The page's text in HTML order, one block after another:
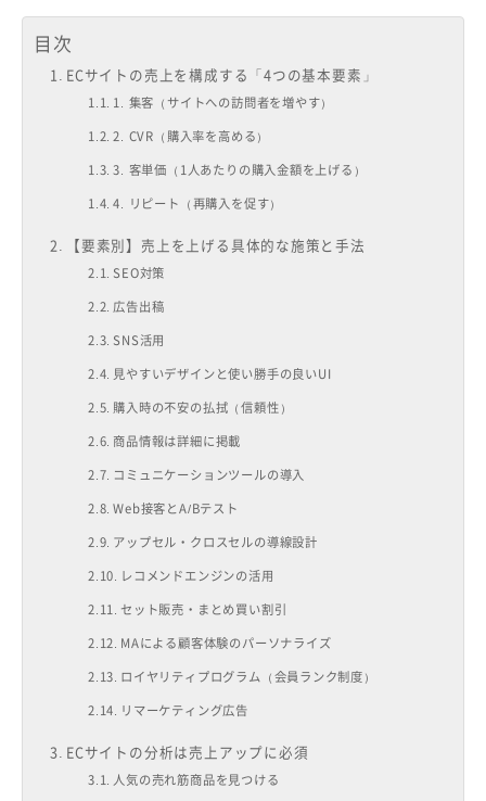
目次
ECサイトの売上を構成する「4つの基本要素」
1. 集客（サイトへの訪問者を増やす）
2. CVR（購入率を高める）
3. 客単価（1人あたりの購入金額を上げる）
4. リピート（再購入を促す）
【要素別】売上を上げる具体的な施策と手法
SEO対策
広告出稿
SNS活用
見やすいデザインと使い勝手の良いUI
購入時の不安の払拭（信頼性）
商品情報は詳細に掲載
コミュニケーションツールの導入
Web接客とA/Bテスト
アップセル・クロスセルの導線設計
レコメンドエンジンの活用
セット販売・まとめ買い割引
MAによる顧客体験のパーソナライズ
ロイヤリティプログラム（会員ランク制度）
リマーケティング広告
ECサイトの分析は売上アップに必須
人気の売れ筋商品を見つける